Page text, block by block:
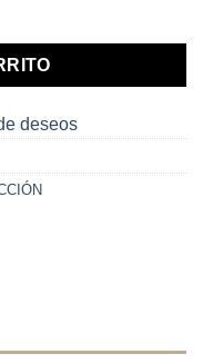
deseos